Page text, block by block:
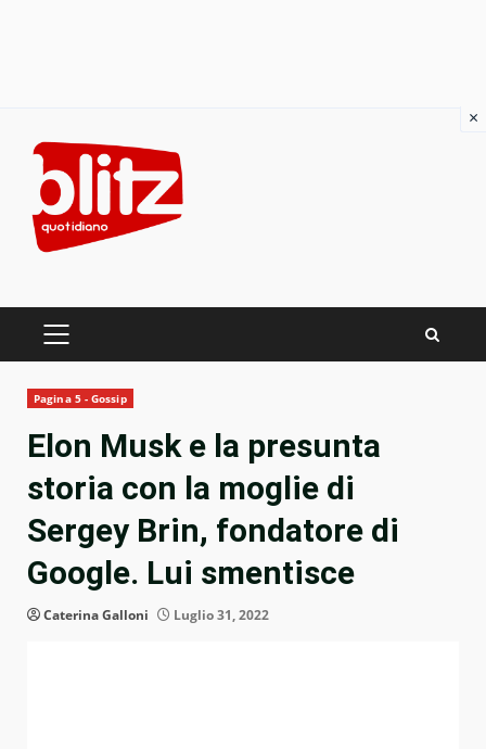
content
PRIMARY
Pagina 5 - Gossip
Elon Musk e la presunta
storia con la moglie di
Sergey Brin, fondatore di
Google. Lui smentisce
Caterina Galloni Luglio 31, 2022
×